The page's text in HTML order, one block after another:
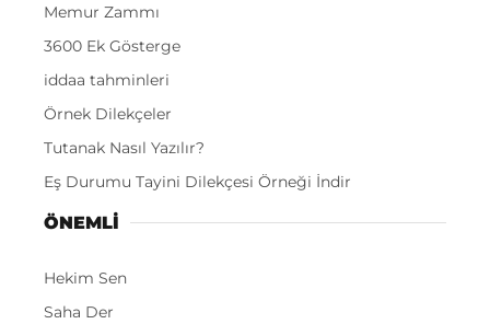
Memur Zammı
3600 Ek Gösterge
iddaa tahminleri
Örnek Dilekçeler
Tutanak Nasıl Yazılır?
Eş Durumu Tayini Dilekçesi Örneği İndir
ÖNEMLI
Hekim Sen
Saha Der